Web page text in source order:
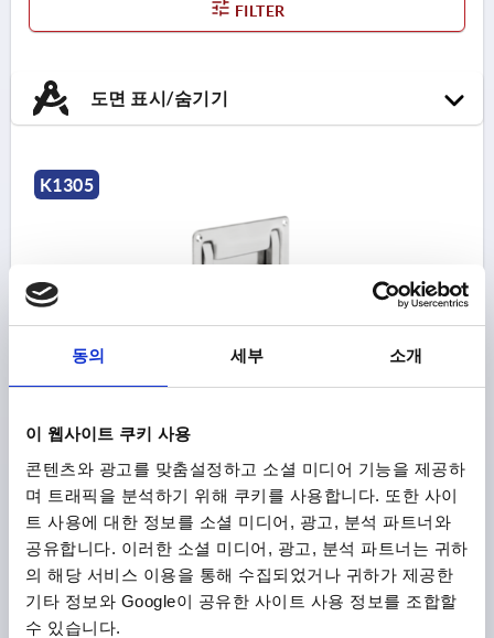
동의 세부 소개
이 웹사이트 쿠키 사용
콘텐츠와 광고를 맞춤설정하고 소셜 미디어 기능을 제공하
며 트래픽을 분석하기 위해 쿠키를 사용합니다. 또한 사이
트 사용에 대한 정보를 소셜 미디어, 광고, 분석 파트너와
공유합니다. 이러한 소셜 미디어, 광고, 분석 파트너는 귀하
의 해당 서비스 이용을 통해 수집되었거나 귀하가 제공한
기타 정보와 Google이 공유한 사이트 사용 정보를 조합할
수 있습니다.
FILTER
도면 표시/숨기기
K1305
쉘 핸들 접이식, 나사로 연결 가능한, L1=132, L=115, H=93,
스테인레스 스틸 1.4301 전해질 광택 처리
높이=93 설치 길이=115
B2=79
보어 홀 지름=4,5 H1=79±0,2 H2=72
H3=10,5
H4=67
H6=13 L2=109 T=12 T1=1,5
주문 번호: K1305.132
₩173,680
배송비 별도
세부 사항